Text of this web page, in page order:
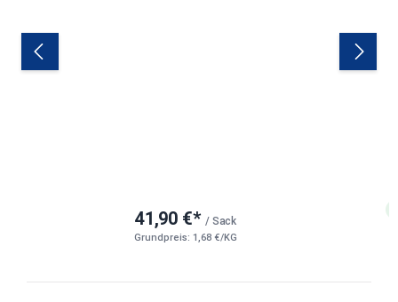
41,90 €* / Sack
Grundpreis: 1,68 €/KG